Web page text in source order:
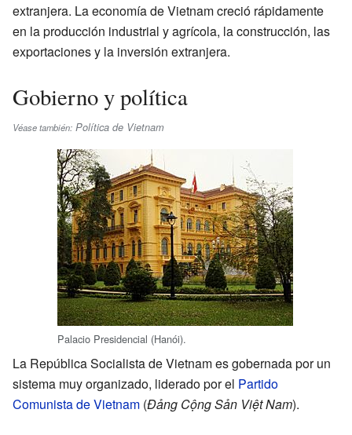
extranjera. La economía de Vietnam creció rápidamente
en la producción industrial y agrícola, la construcción, las
exportaciones y la inversión extranjera.
Gobierno y política
Véase también: Política de Vietnam
Palacio Presidencial (Hanói).
La República Socialista de Vietnam es gobernada por un
sistema muy organizado, liderado por el Partido
Comunista de Vietnam (Đảng Cộng Sản Việt Nam).